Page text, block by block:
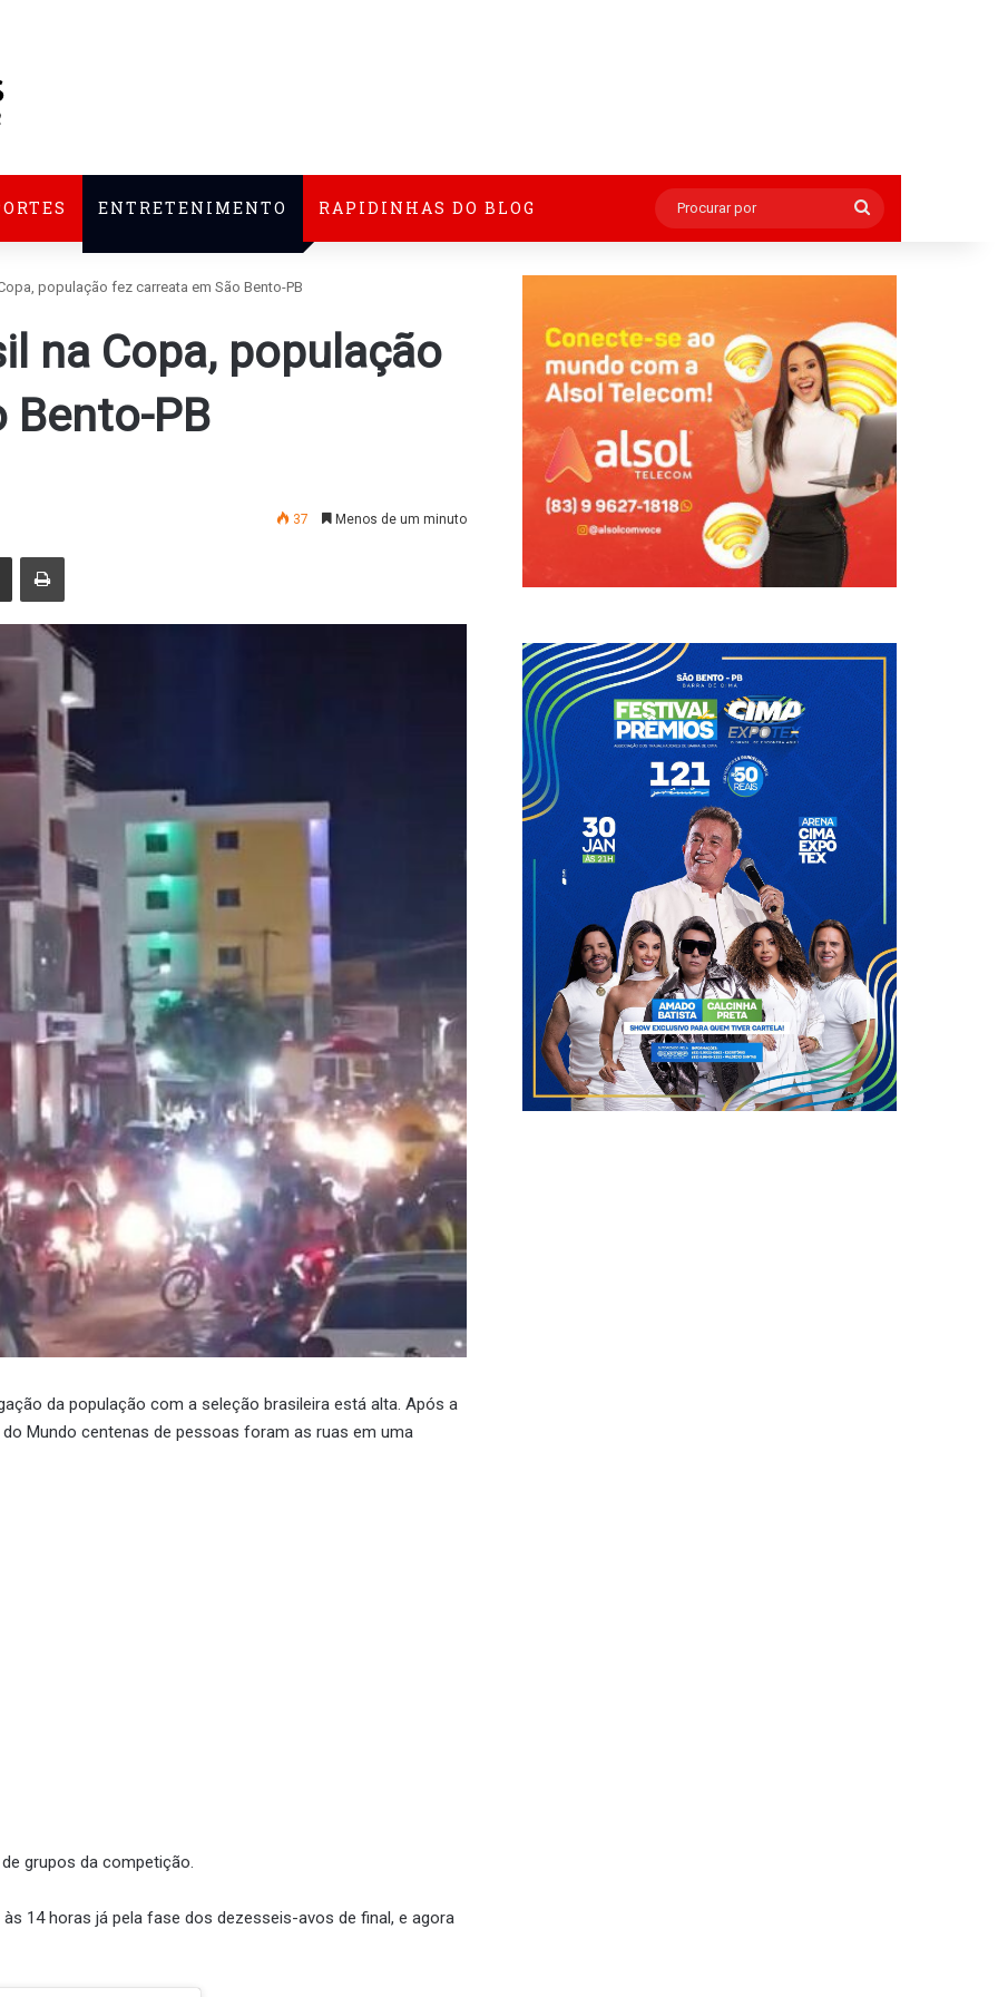
ENTRETENIMENTO RAPIDINHAS DO BLOG
Procurar
por
população fez carreata em São Bento-PB
na Copa, população
Bento-PB
37 Menos de um minuto
Compartilhar via e-mail Imprimir
da população com a seleção brasileira está alta. Após a
Mundo centenas de pessoas foram as ruas em uma
grupos da competição.
14 horas já pela fase dos dezesseis-avos de final, e agora